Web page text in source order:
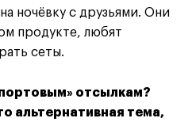
ночёвку с друзьями. Они
продукте, любят
сеты.
отсылкам?
альтернативная тема,